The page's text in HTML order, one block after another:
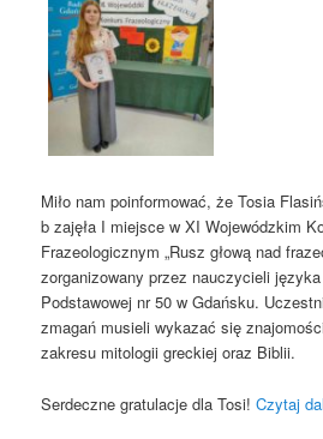
Miło nam poinformować, że Tosia
b zajęła I miejsce w XI Wojewódzkim
Frazeologicznym „Rusz głową nad
zorganizowany przez nauczycieli
Podstawowej nr 50 w Gdańsku.
zmagań musieli wykazać się
zakresu mitologii greckiej oraz Biblii.
Serdeczne gratulacje dla Tosi!Czytaj